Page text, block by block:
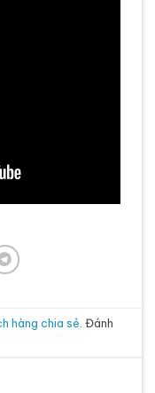
hàng chia sẻ . Đánh